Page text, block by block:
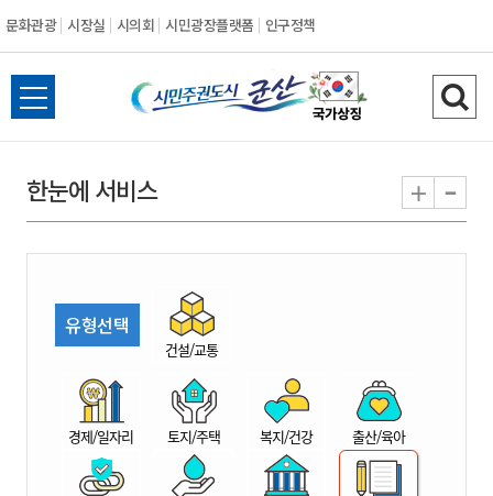
문화관광 시장실 시의회 시민광장플랫폼 인구정책
시
민
권
시
산
전
체
뉴
열
검
색
기
한눈에 서비스 + -
유형선택
건설/교통
경제/일자리 토지/주택 복지/건강 출산/육아